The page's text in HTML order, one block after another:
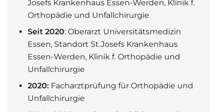
Josefs Krankenhaus Essen-Werden, Klinik f.
Orthopädie und Unfallchirurgie
Seit 2020: Oberarzt Universitätsmedizin
Essen, Standort St.Josefs Krankenhaus
Essen-Werden, Klinik f. Orthopädie und
Unfallchirurgie
2020: Facharztprüfung für Orthopädie und
Unfallchirurgie